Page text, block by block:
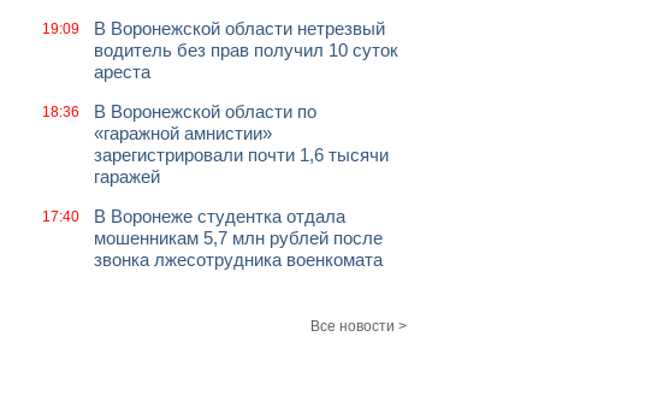
19:09
В Воронежской области нетрезвый
водитель без прав получил 10 суток
ареста
18:36
В Воронежской области по
«гаражной амнистии»
зарегистрировали почти 1,6 тысячи
гаражей
17:40
В Воронеже студентка отдала
мошенникам 5,7 млн рублей после
звонка лжесотрудника военкомата
Все новости >